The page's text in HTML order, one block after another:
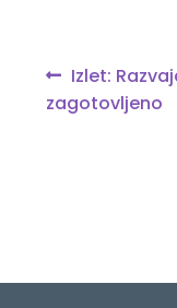
Previous
post:
Izlet:
zagotovljeno